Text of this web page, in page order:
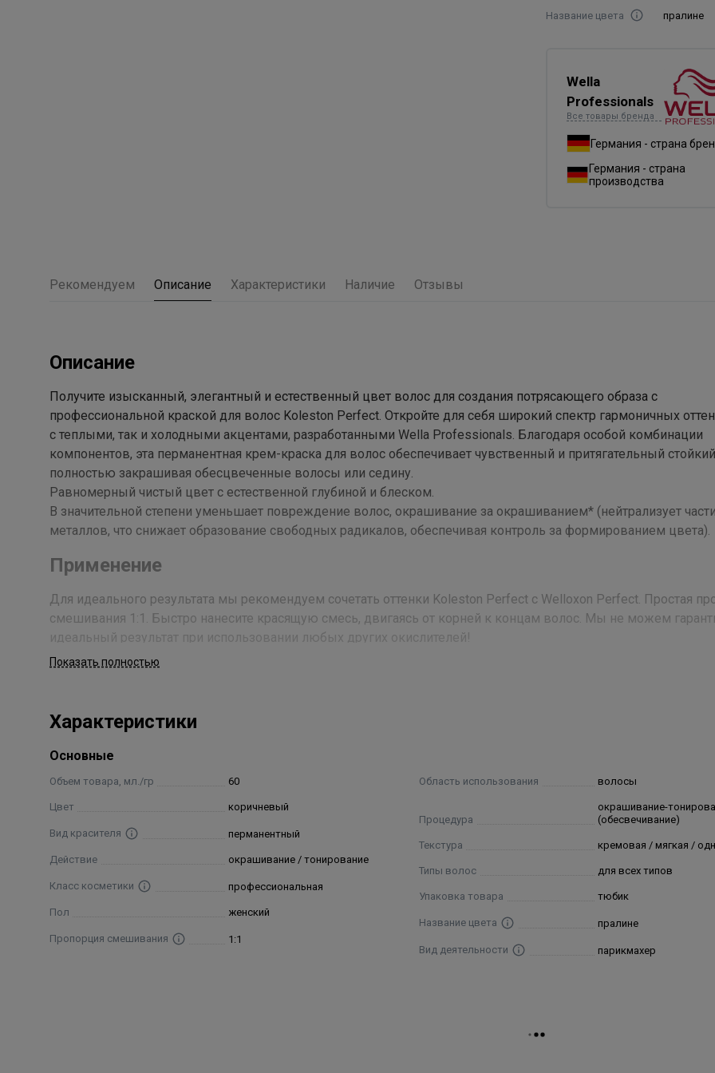
Название цвета пралине
Wella
Professionals
Все товары бренда
Германия - страна
Германия - страна
производства
Рекомендуем Описание Характеристики Наличие Отзывы
Описание
Получите изысканный, элегантный и естественный цвет волос для создания потрясающего образа с
профессиональной краской для волос Koleston Perfect. Откройте для себя широкий спектр гармоничных
с теплыми, так и холодными акцентами, разработанными Wella Professionals. Благодаря особой комбинации
компонентов, эта перманентная крем-краска для волос обеспечивает чувственный и притягательный
полностью закрашивая обесцвеченные волосы или седину.
Равномерный чистый цвет с естественной глубиной и блеском.
В значительной степени уменьшает повреждение волос, окрашивание за окрашиванием* (нейтрализует
металлов, что снижает образование свободных радикалов, обеспечивая контроль за формированием цвета).
Применение
Для идеального результата мы рекомендуем сочетать оттенки Koleston Perfect с Welloxon Perfect. Простая
смешивания 1:1. Быстро нанесите красящую смесь, двигаясь от корней к концам волос. Мы не можем
идеальный результат при использовании любых других окислителей!
Состав
Ceteth-10 Phosphate, Steareth-200, Ammonium Sulfate, Xanthan Gum, Sodium Hydroxide, Sodium Sulfite, Ascorbic
Methyl-5-Hydroxyethylaminophenol, m-Aminophenol
Показать полностью
Характеристики
Основные
Объем товара, мл./гр 60
Цвет коричневый
Вид красителя перманентный
Действие окрашивание / тонирование
Класс косметики профессиональная
Пол женский
Пропорция смешивания 1:1
Область использования волосы
Процедура
окрашивание-
(обесвечивание)
Текстура кремовая / мягкая /
Типы волос для всех типов
Упаковка товара тюбик
Название цвета пралине
Вид деятельности парикмахер